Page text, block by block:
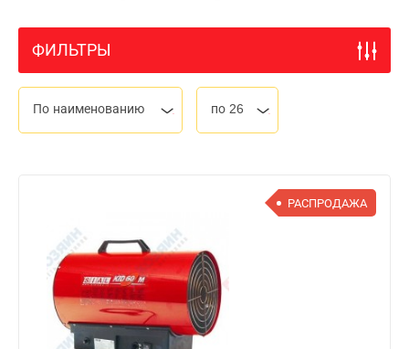
ФИЛЬТРЫ
По наименованию по 26
РАСПРОДАЖА